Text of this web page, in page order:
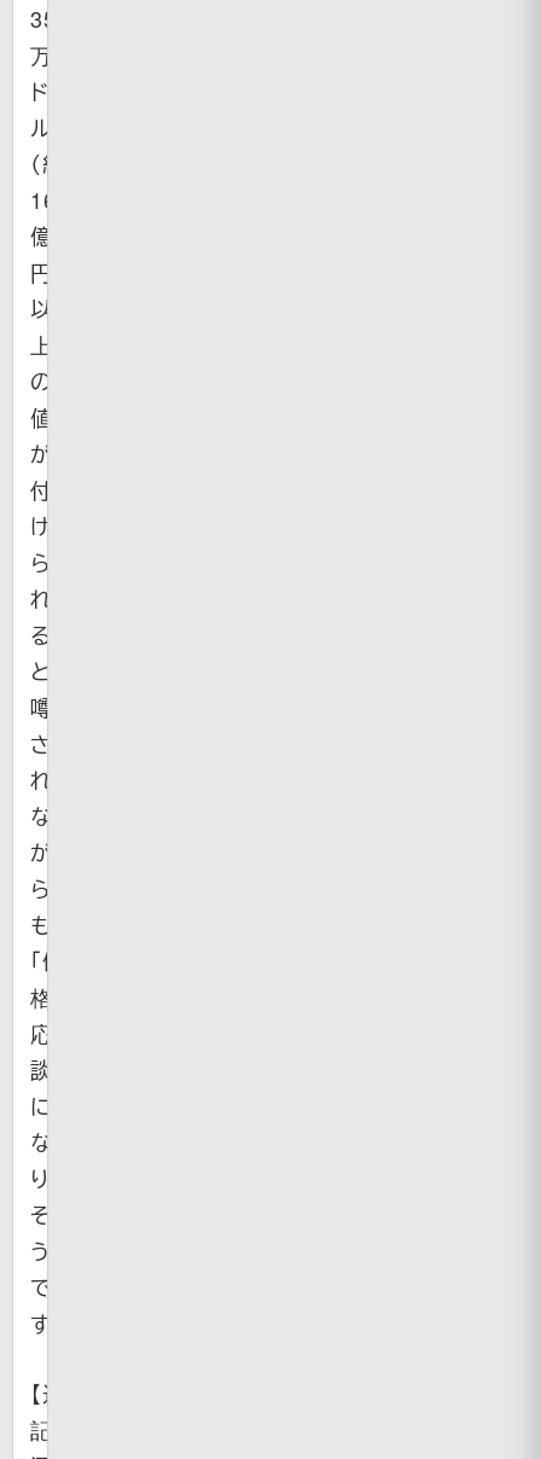
3500
万
ド
ル
（約
166
億
円）
以
上
の
値
が
付
け
ら
れ
る
と
噂
さ
れ
な
が
ら
も
「価
格
応
談」
に
な
り
そ
う
で
す。
【追
記】